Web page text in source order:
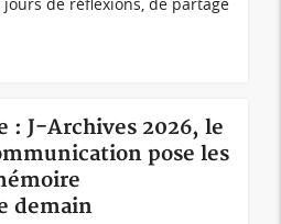
: J-Archives 2026, le
pose les
demain